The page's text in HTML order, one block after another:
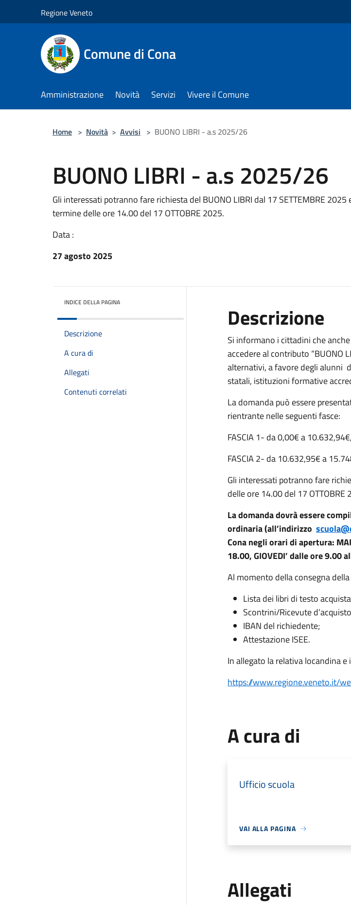
Regione Veneto
Comune di Cona
Amministrazione Novità Servizi Vivere il Comune
Home > Novità > Avvisi > BUONO LIBRI - a.s 2025/26
BUONO LIBRI - a.s 2025/26
Gli interessati potranno fare richiesta del BUONO LIBRI dal 17 SETTEMBRE 2025
termine delle ore 14.00 del 17 OTTOBRE 2025.
Data :
27 agosto 2025
INDICE DELLA PAGINA
Descrizione
A cura di
Allegati
Contenuti correlati
Descrizione
Si informano i cittadini che
accedere al contributo “BUONO
alternativi, a favore degli alunni
statali, istituzioni formative
La domanda può essere
rientrante nelle seguenti fasce:
FASCIA 1- da 0,00€ a
FASCIA 2- da 10.632,95€ a
Gli interessati potranno fare
delle ore 14.00 del 17 OTTOBRE
La domanda dovrà essere
ordinaria (all’indirizzo
Cona negli orari di apertura:
18.00, GIOVEDI’ dalle ore 9.00
Al momento della consegna
Lista dei libri di testo
Scontrini/Ricevute
IBAN del richiedente;
Attestazione ISEE.
In allegato la relativa locandina
https://www.regione.veneto.it/
A cura di
Ufficio scuola
VAI ALLA PAGINA
Allegati